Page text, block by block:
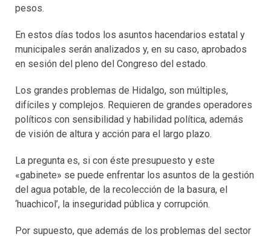
pesos.
En estos días todos los asuntos hacendarios estatal y
municipales serán analizados y, en su caso, aprobados
en sesión del pleno del Congreso del estado.
Los grandes problemas de Hidalgo, son múltiples,
difíciles y complejos. Requieren de grandes operadores
políticos con sensibilidad y habilidad política, además
de visión de altura y acción para el largo plazo.
La pregunta es, si con éste presupuesto y este
«gabinete» se puede enfrentar los asuntos de la gestión
del agua potable, de la recolección de la basura, el
‘huachicol’, la inseguridad pública y corrupción.
Por supuesto, que además de los problemas del sector